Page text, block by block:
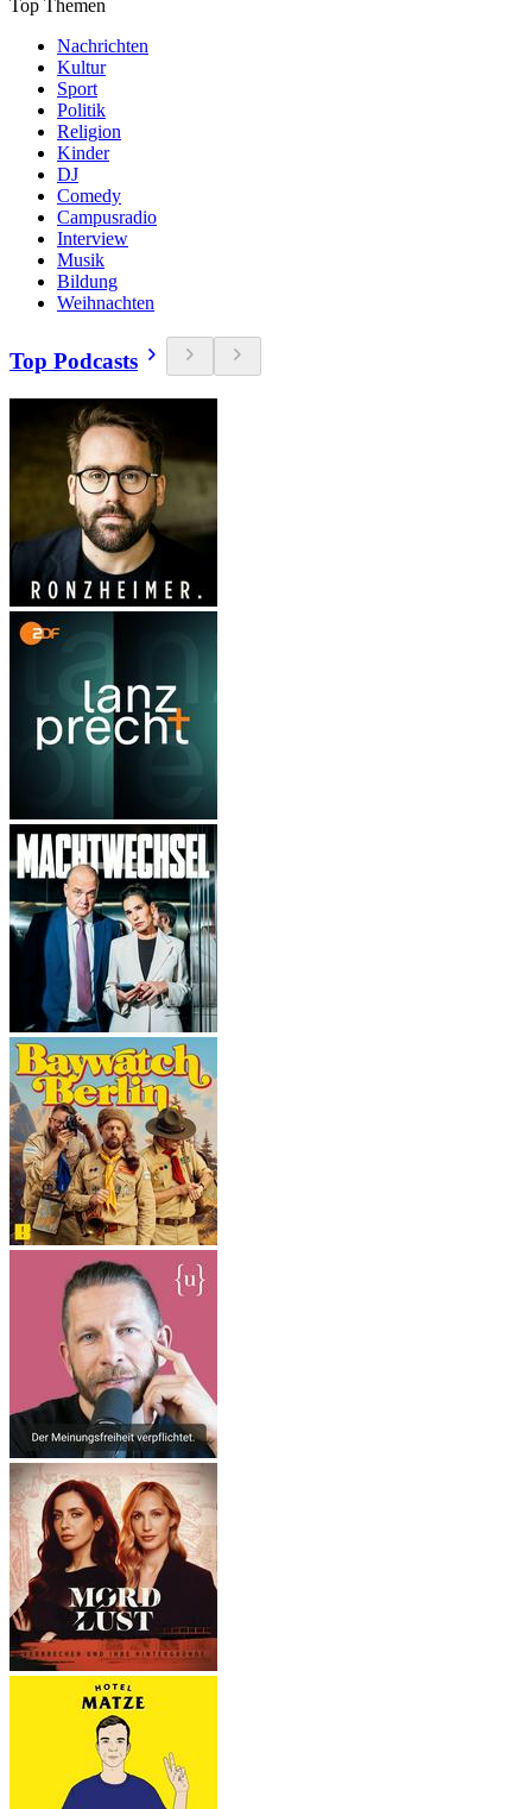
Top Themen
Nachrichten
Kultur
Sport
Politik
Religion
Kinder
DJ
Comedy
Campusradio
Interview
Musik
Bildung
Weihnachten
Top Podcasts